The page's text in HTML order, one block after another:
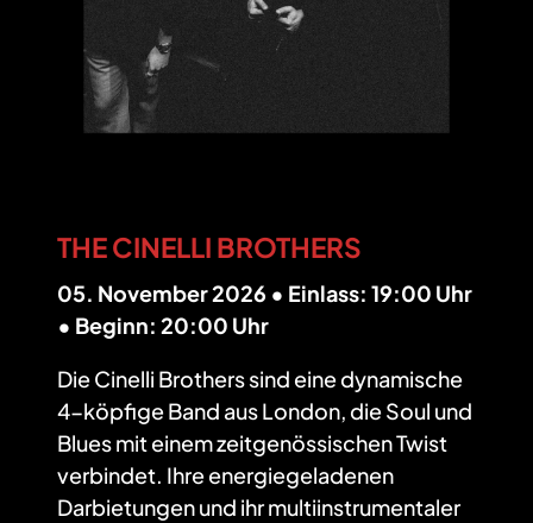
THE CINELLI BROTHERS
05. November 2026 • Einlass: 19:00 Uhr
• Beginn: 20:00 Uhr
Die Cinelli Brothers sind eine dynamische
4-köpfige Band aus London, die Soul und
Blues mit einem zeitgenössischen Twist
verbindet. Ihre energiegeladenen
Darbietungen und ihr multiinstrumentaler